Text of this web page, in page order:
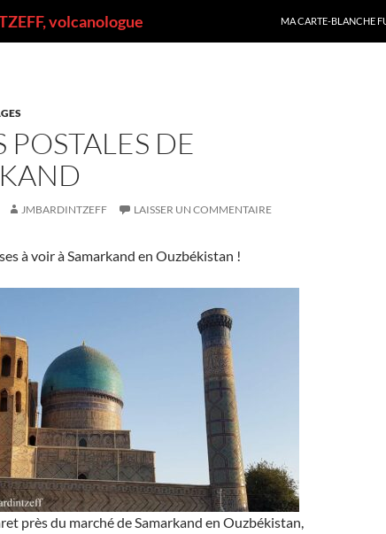
volcanologue
MA CARTE-BLANCHE
POSTALES DE
JMBARDINTZEFF LAISSER UN COMMENTAIRE
à voir à Samarkand en Ouzbékistan !
près du marché de Samarkand en Ouzbékistan,